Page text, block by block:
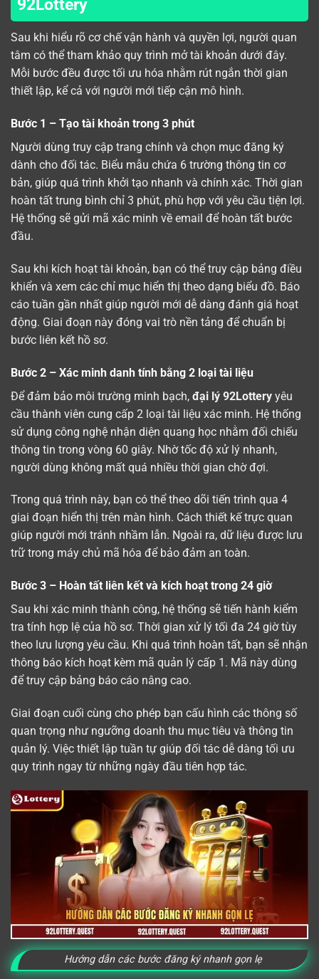
92Lottery
Sau khi hiểu rõ cơ chế vận hành và quyền lợi, người quan
tâm có thể tham khảo quy trình mở tài khoản dưới đây.
Mỗi bước đều được tối ưu hóa nhằm rút ngắn thời gian
thiết lập, kể cả với người mới tiếp cận mô hình.
Bước 1 – Tạo tài khoản trong 3 phút
Người dùng truy cập trang chính và chọn mục đăng ký
dành cho đối tác. Biểu mẫu chứa 6 trường thông tin cơ
bản, giúp quá trình khởi tạo nhanh và chính xác. Thời gian
hoàn tất trung bình chỉ 3 phút, phù hợp với yêu cầu tiện lợi.
Hệ thống sẽ gửi mã xác minh về email để hoàn tất bước
đầu.
Sau khi kích hoạt tài khoản, bạn có thể truy cập bảng điều
khiển và xem các chỉ mục hiển thị theo dạng biểu đồ. Báo
cáo tuần gần nhất giúp người mới dễ dàng đánh giá hoạt
động. Giai đoạn này đóng vai trò nền tảng để chuẩn bị
bước liên kết hồ sơ.
Bước 2 – Xác minh danh tính bằng 2 loại tài liệu
Để đảm bảo môi trường minh bạch, đại lý 92Lottery yêu
cầu thành viên cung cấp 2 loại tài liệu xác minh. Hệ thống
sử dụng công nghệ nhận diện quang học nhằm đối chiếu
thông tin trong vòng 60 giây. Nhờ tốc độ xử lý nhanh,
người dùng không mất quá nhiều thời gian chờ đợi.
Trong quá trình này, bạn có thể theo dõi tiến trình qua 4
giai đoạn hiển thị trên màn hình. Cách thiết kế trực quan
giúp người mới tránh nhầm lẫn. Ngoài ra, dữ liệu được lưu
trữ trong máy chủ mã hóa để bảo đảm an toàn.
Bước 3 – Hoàn tất liên kết và kích hoạt trong 24 giờ
Sau khi xác minh thành công, hệ thống sẽ tiến hành kiểm
tra tính hợp lệ của hồ sơ. Thời gian xử lý tối đa 24 giờ tùy
theo lưu lượng yêu cầu. Khi quá trình hoàn tất, bạn sẽ nhận
thông báo kích hoạt kèm mã quản lý cấp 1. Mã này dùng
để truy cập bảng báo cáo nâng cao.
Giai đoạn cuối cùng cho phép bạn cấu hình các thông số
quan trọng như ngưỡng doanh thu mục tiêu và thông tin
quản lý. Việc thiết lập tuần tự giúp đối tác dễ dàng tối ưu
quy trình ngay từ những ngày đầu tiên hợp tác.
Hướng dẫn các bước đăng ký nhanh gọn lẹ